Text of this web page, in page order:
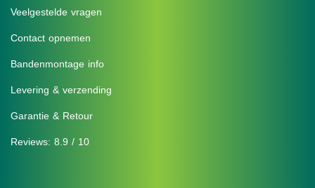
Veelgestelde vragen
Contact opnemen
Bandenmontage info
Levering & verzending
Garantie & Retour
Reviews: 8.9 / 10